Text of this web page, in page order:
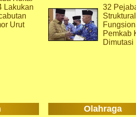
Lakukan
Urut
32
Pemkab
Dimutasi
Olahraga